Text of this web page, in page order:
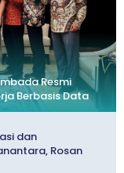
Resmi
Berbasis Data
dan
Rosan